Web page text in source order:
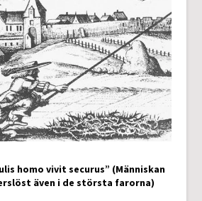
homo vivit securus” (Människan
även i de största farorna)